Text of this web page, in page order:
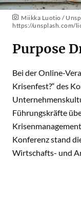
Miikka Luotio /
https://unsplash.com/
Purpose
Bei der Online-
Krisenfest?“ des
Führungskräfte
Konferenz stand
Wirtschafts- und